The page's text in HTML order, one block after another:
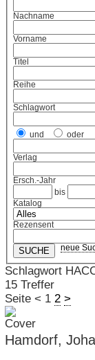
Nachname
Vorname
Titel
Reihe
Schlagwort
und oder
Verlag
Ersch.-Jahr
bis
Katalog
Rezensent
neue
Schlagwort
15 Treffer
Seite < 1 2 >
Hamdorf,